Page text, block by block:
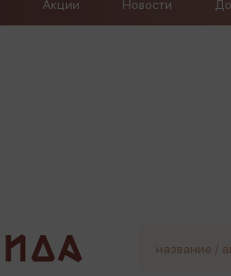
Акции Новости